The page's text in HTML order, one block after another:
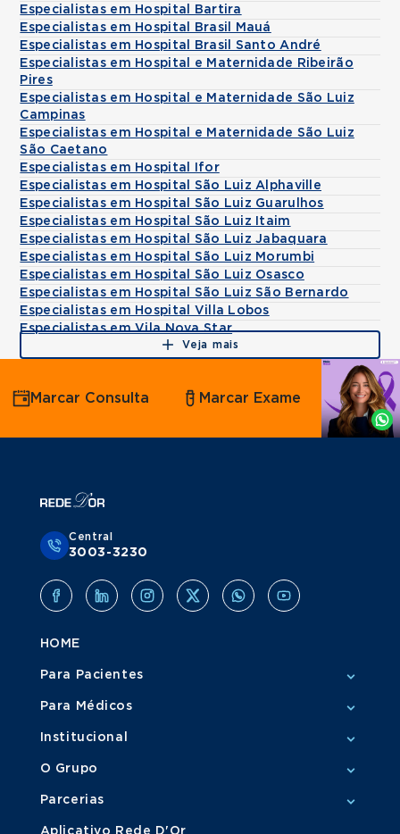
Especialistas em Hospital Bartira
Especialistas em Hospital Brasil Mauá
Especialistas em Hospital Brasil Santo André
Especialistas em Hospital e Maternidade Ribeirão
Pires
Especialistas em Hospital e Maternidade São Luiz
Campinas
Especialistas em Hospital e Maternidade São Luiz
São Caetano
Especialistas em Hospital Ifor
Especialistas em Hospital São Luiz Alphaville
Especialistas em Hospital São Luiz Guarulhos
Especialistas em Hospital São Luiz Itaim
Especialistas em Hospital São Luiz Jabaquara
Especialistas em Hospital São Luiz Morumbi
Especialistas em Hospital São Luiz Osasco
Especialistas em Hospital São Luiz São Bernardo
Especialistas em Hospital Villa Lobos
Especialistas em Vila Nova Star
Veja mais
Agende
por
Whatsapp
Marcar Consulta Marcar Exame
Central
3003-3230
HOME
Para Pacientes
Para Médicos
Institucional
O Grupo
Parcerias
Aplicativo Rede D'Or